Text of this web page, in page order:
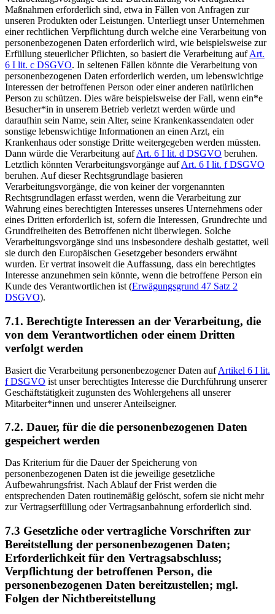
Maßnahmen erforderlich sind, etwa in Fällen von Anfragen zur
unseren Produkten oder Leistungen. Unterliegt unser Unternehmen
einer rechtlichen Verpflichtung durch welche eine Verarbeitung von
personenbezogenen Daten erforderlich wird, wie beispielsweise zur
Erfüllung steuerlicher Pflichten, so basiert die Verarbeitung aufArt.
6 I lit. c DSGVO. In seltenen Fällen könnte die Verarbeitung von
personenbezogenen Daten erforderlich werden, um lebenswichtige
Interessen der betroffenen Person oder einer anderen natürlichen
Person zu schützen. Dies wäre beispielsweise der Fall, wenn ein*e
Besucher*in in unserem Betrieb verletzt werden würde und
daraufhin sein Name, sein Alter, seine Krankenkassendaten oder
sonstige lebenswichtige Informationen an einen Arzt, ein
Krankenhaus oder sonstige Dritte weitergegeben werden müssten.
Dann würde die Verarbeitung aufArt. 6 I lit. d DSGVO beruhen.
Letztlich könnten Verarbeitungsvorgänge aufArt. 6 I lit. f DSGVO
beruhen. Auf dieser Rechtsgrundlage basieren
Verarbeitungsvorgänge, die von keiner der vorgenannten
Rechtsgrundlagen erfasst werden, wenn die Verarbeitung zur
Wahrung eines berechtigten Interesses unseres Unternehmens oder
eines Dritten erforderlich ist, sofern die Interessen, Grundrechte und
Grundfreiheiten des Betroffenen nicht überwiegen. Solche
Verarbeitungsvorgänge sind uns insbesondere deshalb gestattet, weil
sie durch den Europäischen Gesetzgeber besonders erwähnt
wurden. Er vertrat insoweit die Auffassung, dass ein berechtigtes
Interesse anzunehmen sein könnte, wenn die betroffene Person ein
Kunde des Verantwortlichen ist (Erwägungsgrund 47 Satz 2
DSGVO).
7.1. Berechtigte Interessen an der Verarbeitung, die
von dem Verantwortlichen oder einem Dritten
verfolgt werden
Basiert die Verarbeitung personenbezogener Daten aufArtikel 6 I lit.
f DSGVO ist unser berechtigtes Interesse die Durchführung unserer
Geschäftstätigkeit zugunsten des Wohlergehens all unserer
Mitarbeiter*innen und unserer Anteilseigner.
7.2. Dauer, für die die personenbezogenen Daten
gespeichert werden
Das Kriterium für die Dauer der Speicherung von
personenbezogenen Daten ist die jeweilige gesetzliche
Aufbewahrungsfrist. Nach Ablauf der Frist werden die
entsprechenden Daten routinemäßig gelöscht, sofern sie nicht mehr
zur Vertragserfüllung oder Vertragsanbahnung erforderlich sind.
7.3 Gesetzliche oder vertragliche Vorschriften zur
Bereitstellung der personenbezogenen Daten;
Erforderlichkeit für den Vertragsabschluss;
Verpflichtung der betroffenen Person, die
personenbezogenen Daten bereitzustellen; mgl.
Folgen der Nichtbereitstellung